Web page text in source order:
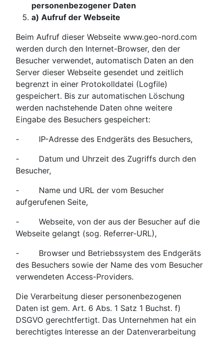
personenbezogener Daten
a) Aufruf der Webseite
Beim Aufruf dieser Webseite www.geo-nord.com
werden durch den Internet-Browser, den der
Besucher verwendet, automatisch Daten an den
Server dieser Webseite gesendet und zeitlich
begrenzt in einer Protokolldatei (Logfile)
gespeichert. Bis zur automatischen Löschung
werden nachstehende Daten ohne weitere
Eingabe des Besuchers gespeichert:
- IP-Adresse des Endgeräts des Besuchers,
- Datum und Uhrzeit des Zugriffs durch den
Besucher,
- Name und URL der vom Besucher
aufgerufenen Seite,
- Webseite, von der aus der Besucher auf die
Webseite gelangt (sog. Referrer-URL),
- Browser und Betriebssystem des Endgeräts
des Besuchers sowie der Name des vom Besucher
verwendeten Access-Providers.
Die Verarbeitung dieser personenbezogenen
Daten ist gem. Art. 6 Abs. 1 Satz 1 Buchst. f)
DSGVO gerechtfertigt. Das Unternehmen hat ein
berechtigtes Interesse an der Datenverarbeitung